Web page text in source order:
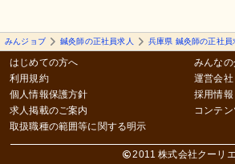
みんジョブ 鍼灸師の正社員求人 兵庫県 鍼灸師の正社員
はじめての方へ
利用規約
個人情報保護方針
求人掲載のご案内
取扱職種の範囲等に関する明示
みんな
運営会社
採用情報
コンテ
2011 株式会社クーリ